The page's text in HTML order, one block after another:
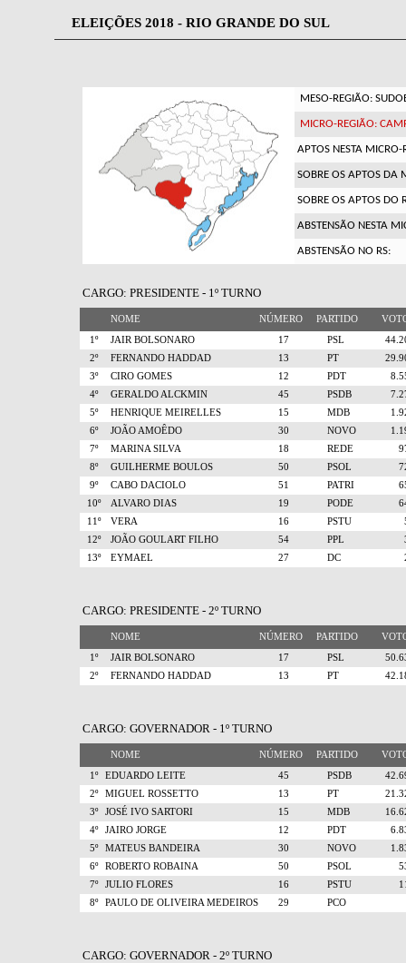
ELEIÇÕES 2018 - RIO GRANDE DO SUL
MESO-REGIÃO:
MICRO-REGIÃO:
APTOS NESTA MICRO-
SOBRE OS APTOS DA
SOBRE OS APTOS DO
ABSTENSÃO NESTA
ABSTENSÃO NO RS:
CARGO: PRESIDENTE - 1º TURNO
NOME NÚMERO PARTIDO
1º JAIR BOLSONARO 17 PSL
2º
FERNANDO HADDAD 13 PT
3º
CIRO GOMES 12 PDT
4º
GERALDO ALCKMIN 45 PSDB
5º
HENRIQUE MEIRELLES 15 MDB
6º
JOÃO AMOÊDO 30 NOVO
7º
MARINA SILVA 18 REDE
8º
GUILHERME BOULOS 50 PSOL
9º
CABO DACIOLO 51 PATRI
10º
ALVARO DIAS 19 PODE
11º
VERA 16 PSTU
12º
JOÃO GOULART FILHO 54 PPL
13º
EYMAEL 27 DC
CARGO: PRESIDENTE - 2º TURNO
NOME NÚMERO PARTIDO
1º JAIR BOLSONARO 17 PSL
2º
FERNANDO HADDAD 13 PT
CARGO: GOVERNADOR - 1º TURNO
NOME NÚMERO PARTIDO
1º EDUARDO LEITE 45 PSDB
2º
MIGUEL ROSSETTO 13 PT
3º
JOSÉ IVO SARTORI 15 MDB
4º
JAIRO JORGE 12 PDT
5º
MATEUS BANDEIRA 30 NOVO
6º
ROBERTO ROBAINA 50 PSOL
7º
JULIO FLORES 16 PSTU
8º
PAULO DE OLIVEIRA MEDEIROS 29 PCO
CARGO: GOVERNADOR - 2º TURNO